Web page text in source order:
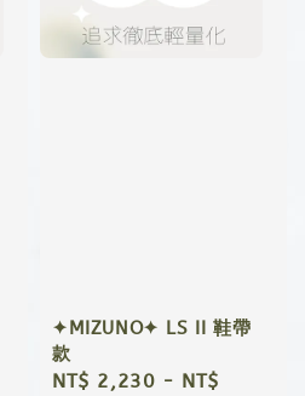
✦MIZUNO✦ LS II 鞋帶
款
Sale
NT$ 2,230 - NT$